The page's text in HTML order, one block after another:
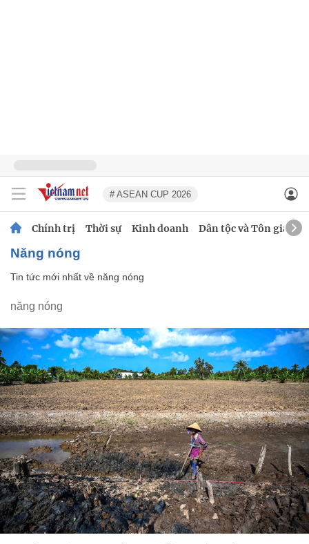
# ASEAN CUP 2026
Chính trị Thời sự Kinh doanh Dân tộc và Tôn giáo
năng nóng
Tin tức mới nhất về năng nóng
năng nóng